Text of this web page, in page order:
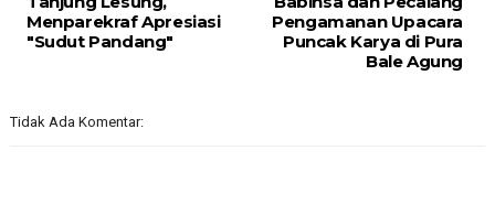
Pengamanan Upacara
Puncak Karya di Pura
Bale Agung
Menparekraf Apresiasi
"Sudut Pandang"
Tidak Ada Komentar: